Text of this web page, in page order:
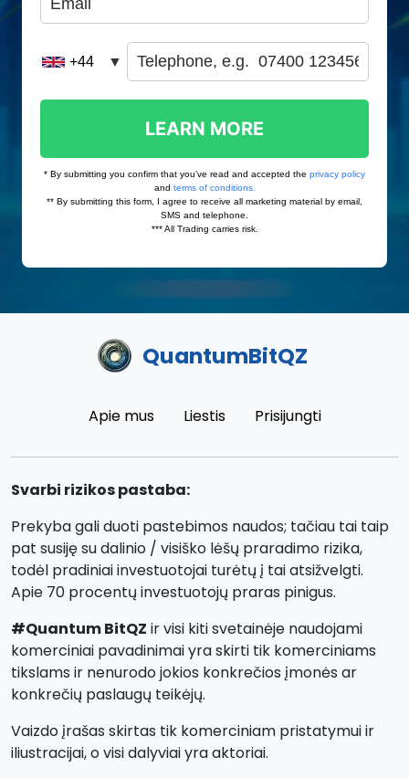
QuantumBitQZ
Apie mus Liestis Prisijungti
Svarbi rizikos pastaba:
Prekyba gali duoti pastebimos naudos; tačiau tai taip
pat susiję su dalinio / visiško lėšų praradimo rizika,
todėl pradiniai investuotojai turėtų į tai atsižvelgti.
Apie 70 procentų investuotojų praras pinigus.
#Quantum BitQZ ir visi kiti svetainėje naudojami
komerciniai pavadinimai yra skirti tik komerciniams
tikslams ir nenurodo jokios konkrečios įmonės ar
konkrečių paslaugų teikėjų.
Vaizdo įrašas skirtas tik komerciniam pristatymui ir
iliustracijai, o visi dalyviai yra aktoriai.